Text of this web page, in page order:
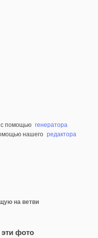
с помощью генератора
нашего редактора
на ветви
фото